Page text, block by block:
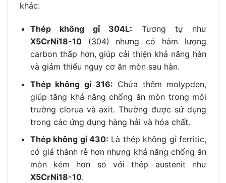
khác:
Thép không gỉ 304L: Tương tự như
X5CrNi18-10(304) nhưng có hàm lượng
carbon thấp hơn, giúp cải thiện khả năng hàn
và giảm thiểu nguy cơ ăn mòn sau hàn.
Thép không gỉ 316: Chứa thêm molypden,
giúp tăng khả năng chống ăn mòn trong môi
trường clorua và axit. Thường được sử dụng
trong các ứng dụng hàng hải và hóa chất.
Thép không gỉ 430: Là thép không gỉ ferritic,
có giá thành rẻ hơn nhưng khả năng chống ăn
mòn kém hơn so với thép austenit như
X5CrNi18-10.